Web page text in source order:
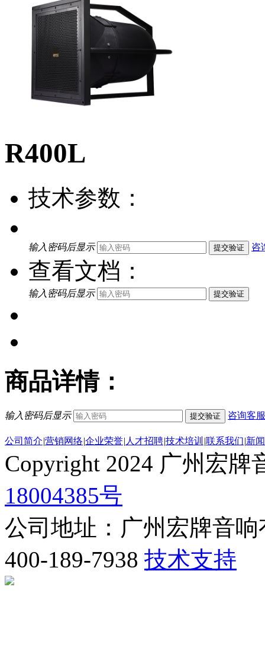
R400L
技术参数：
输入密码后显示 提交验证 咨
查看文档：
输入密码后显示 提交验证
商品详情：
输入密码后显示 提交验证 咨询客服
公司简介|营销网络|企业荣誉| 人才招聘|技术培训 |联系我们|新
Copyright 2024 广州宏
18004385号
公司地址：广州宏牌音
400-189-7938 技术支持